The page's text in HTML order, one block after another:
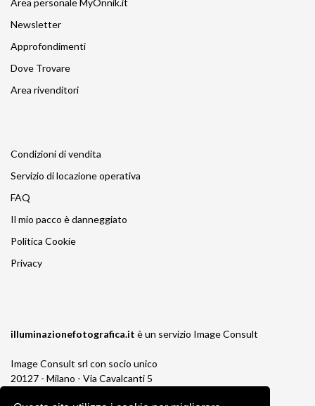
Area personale MyOnnik.it
Newsletter
Approfondimenti
Dove Trovare
Area rivenditori
Condizioni di vendita
Servizio di locazione operativa
FAQ
Il mio pacco è danneggiato
Politica Cookie
Privacy
illuminazionefotografica.it è un servizio Image Consult
Image Consult srl con socio unico
20127 - Milano - Via Cavalcanti 5